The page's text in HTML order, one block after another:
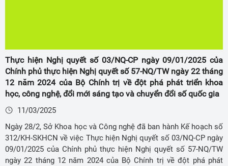
Thực hiện Nghị quyết số 03/NQ-CP ngày 09/01/2025 của
Chính phủ thực hiện Nghị quyết số 57-NQ/TW ngày 22 tháng
12 năm 2024 của Bộ Chính trị về đột phá phát triển khoa
học, công nghệ, đổi mới sáng tạo và chuyển đổi số quốc gia
11/03/2025
Ngày 28/2, Sở Khoa học và Công nghệ đã ban hành Kế hoạch số
312/KH-SKHCN về việc Thực hiện Nghị quyết số 03/NQ-CP ngày
09/01/2025 của Chính phủ thực hiện Nghị quyết số 57-NQ/TW
ngày 22 tháng 12 năm 2024 của Bộ Chính trị về đột phá phát